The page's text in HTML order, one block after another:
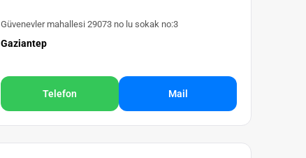
Güvenevler mahallesi 29073 no lu sokak no:3
Gaziantep
Telefon Mail